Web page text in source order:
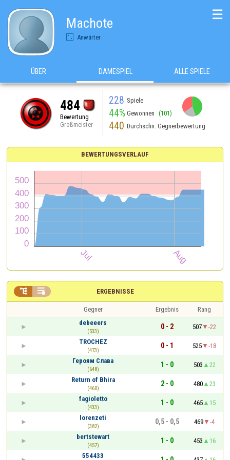
Machote
Anwärter
☰
ÜBER DAMESPIEL ALLE SPIELE
484
Bewertung
Großmeister
228 Spiele
44% Gewonnen (101)
440 Durchschn. Gegnerbewertung
BEWERTUNGSVERLAUF
ERGEBNISSE
 
Gegner Ergebnis
Rang
debeeers
(533)
0 - 2 507
-22
TROCHEZ
(473)
0 - 1 525
-18
Героям Слава
(648)
1 - 0 503
22
Return of Bhira
(460)
2 - 0 480
23
fagioletto
(433)
1 - 0 465
15
lorenzeti
(382)
0,5 - 0,5 469
-4
bertstewart
(457)
1 - 0 453
16
554433